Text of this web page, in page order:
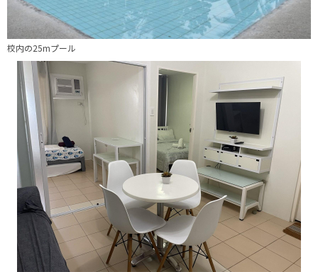
校内の25mプール